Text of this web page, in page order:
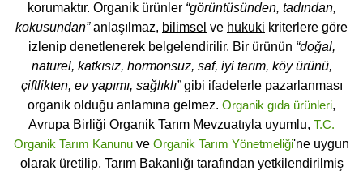
korumaktır. Organik ürünler “görüntüsünden, tadından,
kokusundan”anlaşılmaz, bilimsel ve hukuki kriterlere göre
izlenip denetlenerek belgelendirilir. Bir ürünün “doğal,
naturel, katkısız, hormonsuz, saf, iyi tarım, köy ürünü,
çiftlikten, ev yapımı, sağlıklı”gibi ifadelerle pazarlanması
organik olduğu anlamına gelmez. Organik gıda ürünleri,
Avrupa Birliği Organik Tarım Mevzuatıyla uyumlu, T.C.
Organik Tarım Kanunu ve Organik Tarım Yönetmeliği'ne uygun
olarak üretilip, Tarım Bakanlığı tarafından yetkilendirilmiş